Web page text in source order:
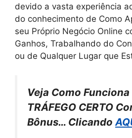
devido a vasta experiência
do conhecimento de Como
seu Próprio Negócio Online
Ganhos, Trabalhando do
ou de Qualquer Lugar que
Veja Como Funciona
TRÁFEGO CERTO
Bônus… Clicando